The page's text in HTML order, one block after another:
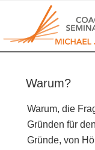
springen
MICHAEL
SEMINARE
persönliches Coaching im
Warum?
Warum, die
Gründen für
Gründe, von